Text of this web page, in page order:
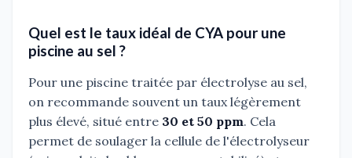
Quel est le taux idéal de CYA pour une
piscine au sel ?
Pour une piscine traitée par électrolyse au sel,
on recommande souvent un taux légèrement
plus élevé, situé entre 30 et 50 ppm. Cela
permet de soulager la cellule de l'électrolyseur